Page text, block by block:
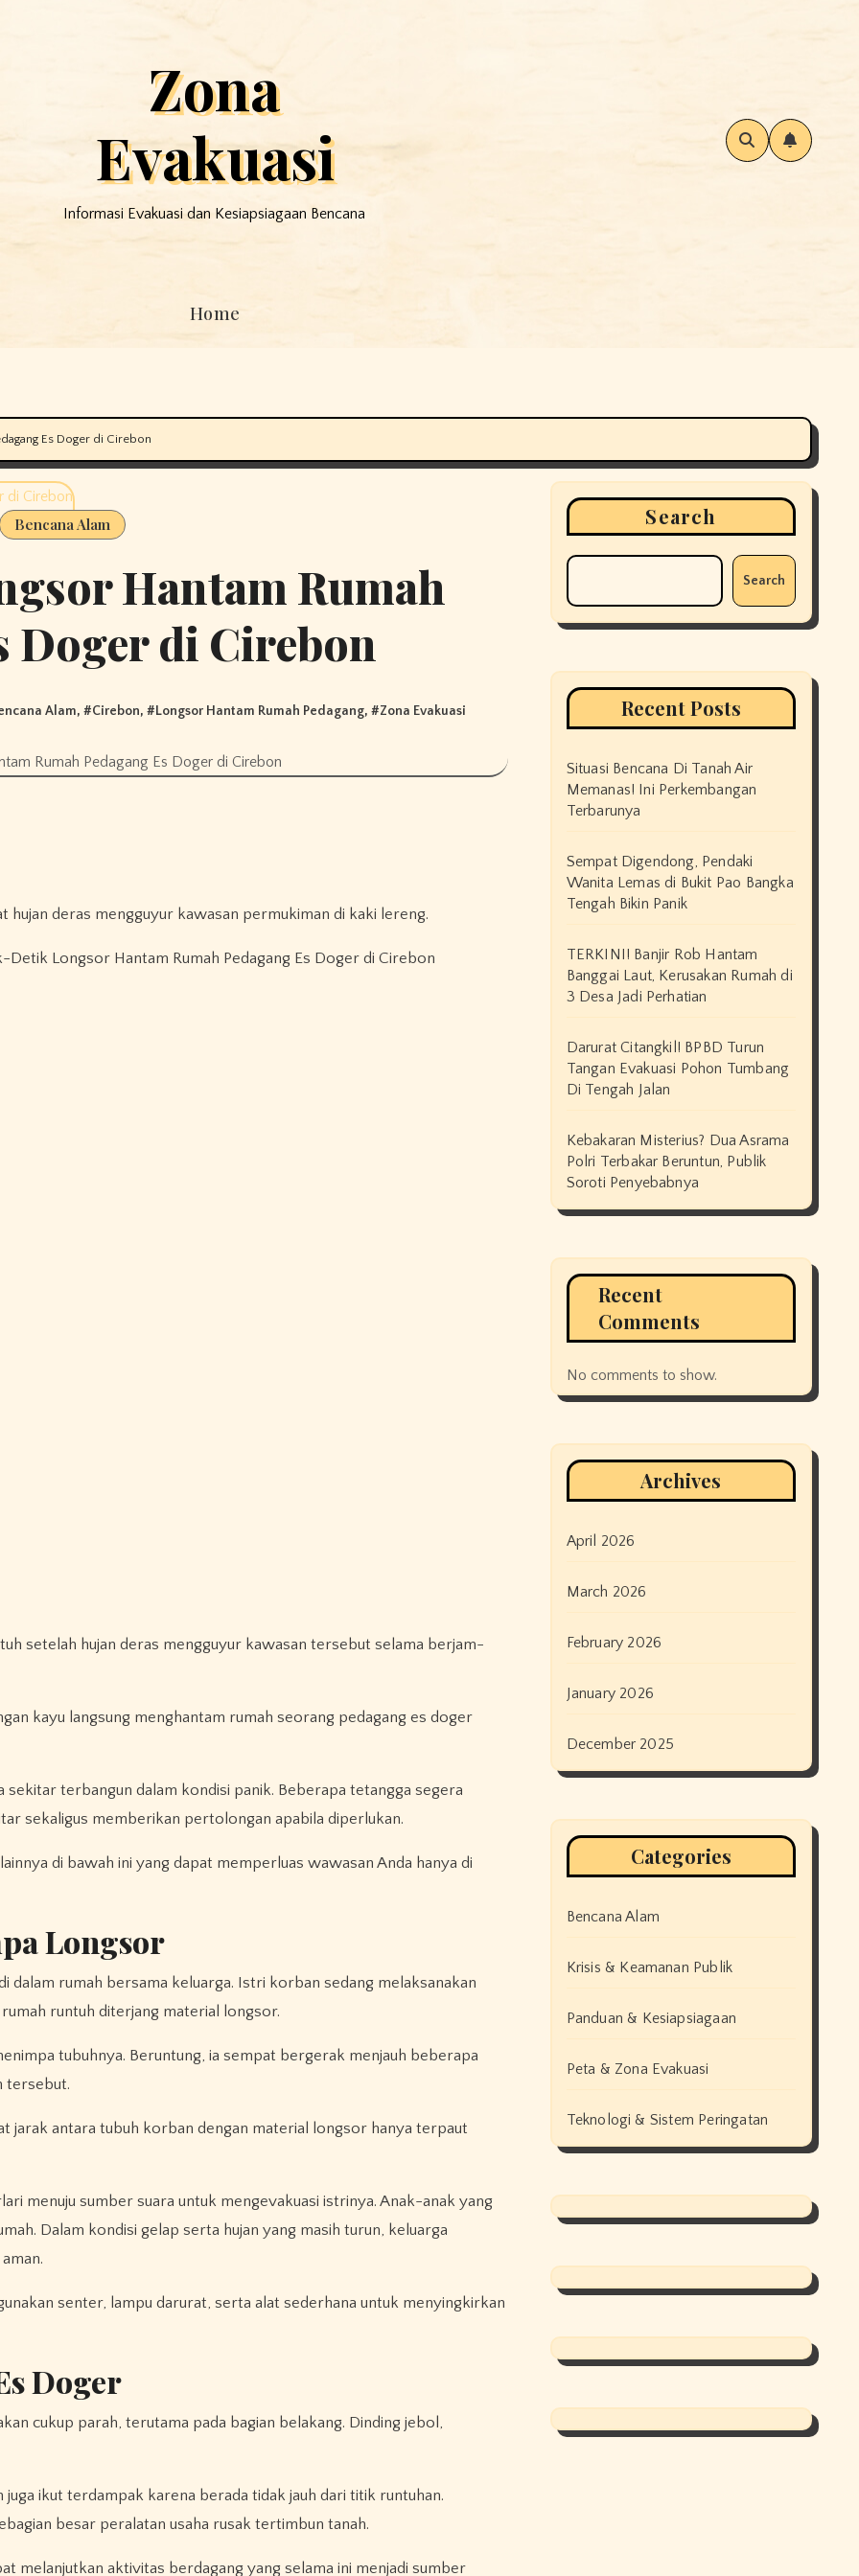
Zona
Evakuasi
Informasi Evakuasi dan Kesiapsiagaan Bencana
Home
Es Doger di Cirebon
Bencana Alam
Hantam Rumah
Doger di Cirebon
Alam, #Cirebon, #Longsor Hantam Rumah Pedagang, #Zona Evakuasi
Rumah Pedagang Es Doger di Cirebon
deras mengguyur kawasan permukiman di kaki lereng.
setelah hujan deras mengguyur kawasan tersebut selama berjam-
kayu langsung menghantam rumah seorang pedagang es doger
terbangun dalam kondisi panik. Beberapa tetangga segera
sekaligus memberikan pertolongan apabila diperlukan.
di bawah ini yang dapat memperluas wawasan Anda hanya di
Longsor
rumah bersama keluarga. Istri korban sedang melaksanakan
runtuh diterjang material longsor.
tubuhnya. Beruntung, ia sempat bergerak menjauh beberapa
tersebut.
jarak antara tubuh korban dengan material longsor hanya terpaut
menuju sumber suara untuk mengevakuasi istrinya. Anak-anak yang
Dalam kondisi gelap serta hujan yang masih turun, keluarga
senter, lampu darurat, serta alat sederhana untuk menyingkirkan
Doger
cukup parah, terutama pada bagian belakang. Dinding jebol,
ikut terdampak karena berada tidak jauh dari titik runtuhan.
besar peralatan usaha rusak tertimbun tanah.
melanjutkan aktivitas berdagang yang selama ini menjadi sumber
Search
Search
Recent Posts
Situasi Bencana Di Tanah Air
Memanas! Ini Perkembangan
Terbarunya
Sempat Digendong, Pendaki
Wanita Lemas di Bukit Pao Bangka
Tengah Bikin Panik
TERKINI! Banjir Rob Hantam
Banggai Laut, Kerusakan Rumah di
3 Desa Jadi Perhatian
Darurat Citangkil! BPBD Turun
Tangan Evakuasi Pohon Tumbang
Di Tengah Jalan
Kebakaran Misterius? Dua Asrama
Polri Terbakar Beruntun, Publik
Soroti Penyebabnya
Recent
Comments
No comments to show.
Archives
April 2026
March 2026
February 2026
January 2026
December 2025
Categories
Bencana Alam
Krisis & Keamanan Publik
Panduan & Kesiapsiagaan
Peta & Zona Evakuasi
Teknologi & Sistem Peringatan